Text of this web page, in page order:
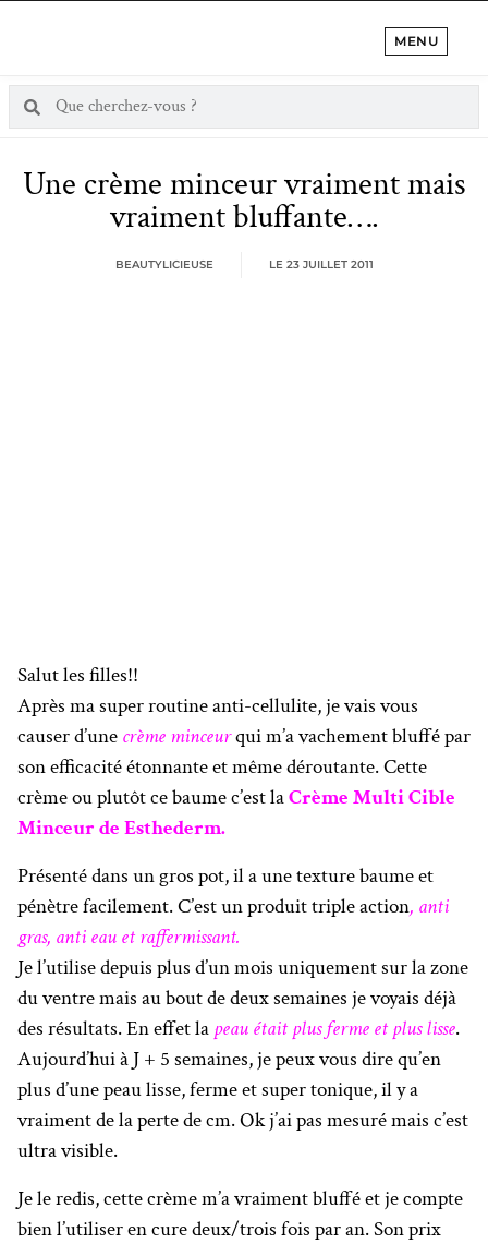
MENU
Une crème minceur vraiment mais
vraiment bluffante….
BEAUTYLICIEUSE LE 23 JUILLET 2011
Salut les filles!!
Après ma super routine anti-cellulite, je vais vous
causer d’une crème minceurqui m’a vachement bluffé par
son efficacité étonnante et même déroutante. Cette
crème ou plutôt ce baume c’est laCrème Multi Cible
Minceur de Esthederm.
Présenté dans un gros pot, il a une texture baume et
pénètre facilement. C’est un produit triple action, anti
gras, anti eau et raffermissant.
Je l’utilise depuis plus d’un mois uniquement sur la zone
du ventre mais au bout de deux semaines je voyais déjà
des résultats. En effet la peau était plus ferme et plus lisse.
Aujourd’hui à J + 5 semaines, je peux vous dire qu’en
plus d’une peau lisse, ferme et super tonique, il y a
vraiment de la perte de cm. Ok j’ai pas mesuré mais c’est
ultra visible.
Je le redis, cette crème m’a vraiment bluffé et je compte
bien l’utiliser en cure deux/trois fois par an. Son prix